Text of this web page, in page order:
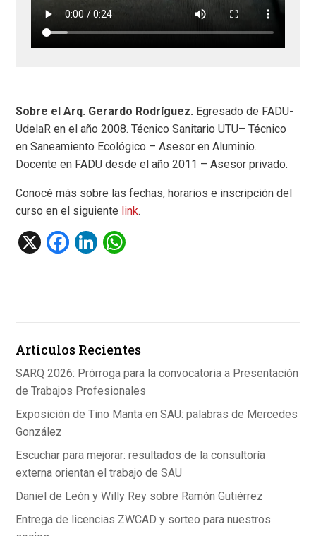
Sobre el Arq. Gerardo Rodríguez. Egresado de FADU-
UdelaR en el año 2008. Técnico Sanitario UTU– Técnico
en Saneamiento Ecológico – Asesor en Aluminio.
Docente en FADU desde el año 2011 – Asesor privado.
Conocé más sobre las fechas, horarios e inscripción del
curso en el siguiente link.
X
F
o
k
Li
p
p
Artículos Recientes
SARQ 2026: Prórroga para la convocatoria a Presentación
de Trabajos Profesionales
Exposición de Tino Manta en SAU: palabras de Mercedes
González
Escuchar para mejorar: resultados de la consultoría
externa orientan el trabajo de SAU
Daniel de León y Willy Rey sobre Ramón Gutiérrez
Entrega de licencias ZWCAD y sorteo para nuestros